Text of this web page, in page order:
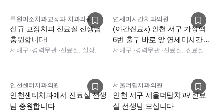
루원미소치과교정과 치과의원
신규 교정치과 진료실 선생님
충원합니다!
서해구 ·경력무관· 진료실, 실장, 총괄실장, 상담, 보험청구, 데스크, 진료팀장, 경영지원
연세미시간치과의원
(야간진료x) 인천 서구 가정역
6번 출구 바로 앞 연세미시간치
과 진료실 스탭 충원합니다
서해구 ·경력무관·진료실, 진료실
인천센터치과의원
인천센터치과에서 진료실 선생
님 충원합니다
서울더탑치과의원
인천 서구 서울더탑치과/ 진료
실 선생님 모십니다